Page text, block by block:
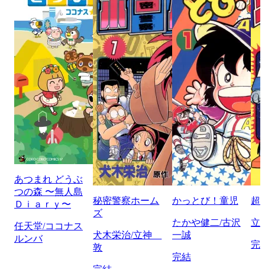
あつまれ どうぶ
つの森 〜無人島
Ｄｉａｒｙ〜
任天堂/ココナス
ルンバ
秘密警察ホーム
ズ
犬木栄治/立神
敦
かっとび！童児
たかや健二/古沢
一誠
完結
超
立
完